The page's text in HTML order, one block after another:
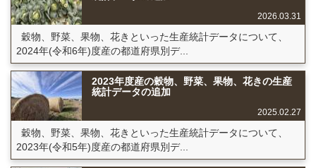
2026.03.31
穀物、野菜、果物、花きといった生産統計データについて、
2024年(令和6年)度産の都道府県別デ...
2023年度産の穀物、野菜、果物、花きの生産
統計データの追加
2025.02.27
穀物、野菜、果物、花きといった生産統計データについて、
2023年(令和5年)度産の都道府県別デ...